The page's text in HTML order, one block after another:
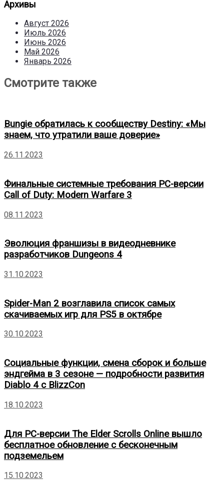
Архивы
Август 2026
Июль 2026
Июнь 2026
Май 2026
Январь 2026
Смотрите также
Bungie обратилась к сообществу Destiny: «Мы
знаем, что утратили ваше доверие»
26.11.2023
Финальные системные требования PC-версии
Call of Duty: Modern Warfare 3
08.11.2023
Эволюция франшизы в видеодневнике
разработчиков Dungeons 4
31.10.2023
Spider-Man 2 возглавила список самых
скачиваемых игр для PS5 в октябре
30.10.2023
Социальные функции, смена сборок и больше
эндгейма в 3 сезоне — подробности развития
Diablo 4 с BlizzCon
18.10.2023
Для PC-версии The Elder Scrolls Online вышло
бесплатное обновление с бесконечным
подземельем
15.10.2023